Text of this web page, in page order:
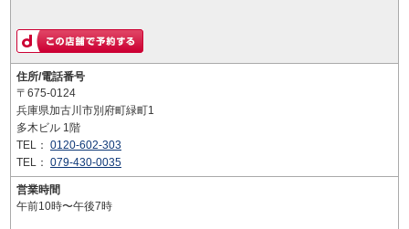
住所/電話番号
〒675-0124
兵庫県加古川市別府町緑町1
多木ビル 1階
TEL： 0120-602-303
TEL： 079-430-0035
営業時間
午前10時〜午後7時